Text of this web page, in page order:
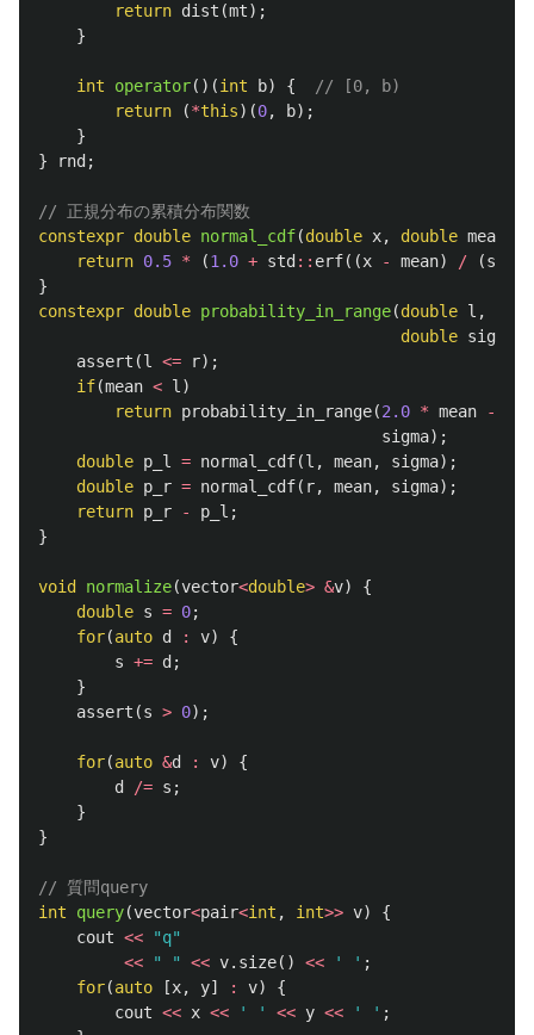
return dist (mt);
}
int operator()(int b) {
// [0, b)
return
(*this)(0, b);
}
}
rnd ;
// 正規分布の累積分布関数
constexpr double normal_cdf(double x, double mean
return 0.5 * (1.0 + std :: erf((x - mean) / (sigma
}
constexpr double probability_in_range(double l ,
double sigma
assert (l <= r);
if(mean < l )
return probability_in_range(2.0 * mean -
sigma);
double p_l = normal_cdf(l , mean, sigma);
double p_r = normal_cdf( r, mean, sigma);
return p_r - p_l ;
}
void normalize(vector<double> &v)
{
double s = 0;
for(auto d : v)
{
s += d ;
}
assert (s > 0);
for(auto &d : v)
{
d
/= s ;
}
}
// 質問query
int
query(vector<pair<int , int>> v)
{
cout <<
"q"
<<
" " << v. size() << ' ' ;
for(auto [x, y] : v)
{
cout << x << ' ' << y << ' ' ;